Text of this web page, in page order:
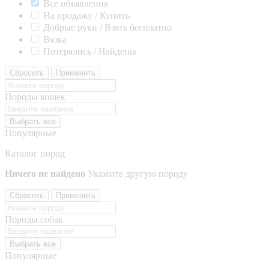
Все объявления
На продажу / Купить
Добрые руки / Взять бесплатно
Вязка
Потерялись / Найдены
Сбросить Применить
Породы кошек
Выбрать все
Популярные
Каталог пород
Ничего не найдено Укажите другую породу
Сбросить Применить
Породы собак
Выбрать все
Популярные